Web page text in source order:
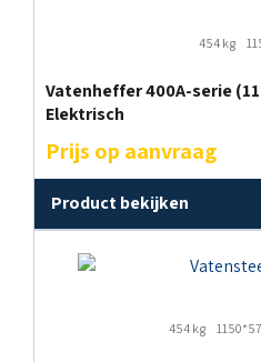
454 kg
Vatenheffer 400A-serie
Elektrisch
Prijs op aanvraag
Product bekijken
454 kg